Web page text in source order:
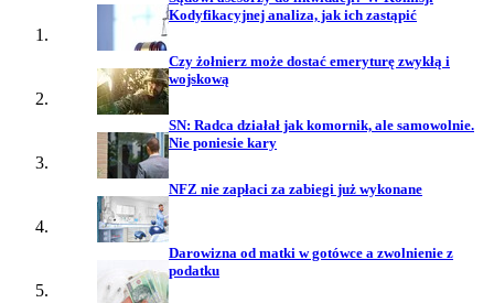
Kodyfikacyjnej analiza, jak ich zastąpić
Czy żołnierz może dostać emeryturę zwykłą i
wojskową
SN: Radca działał jak komornik, ale samowolnie.
Nie poniesie kary
NFZ nie zapłaci za zabiegi już wykonane
Darowizna od matki w gotówce a zwolnienie z
podatku